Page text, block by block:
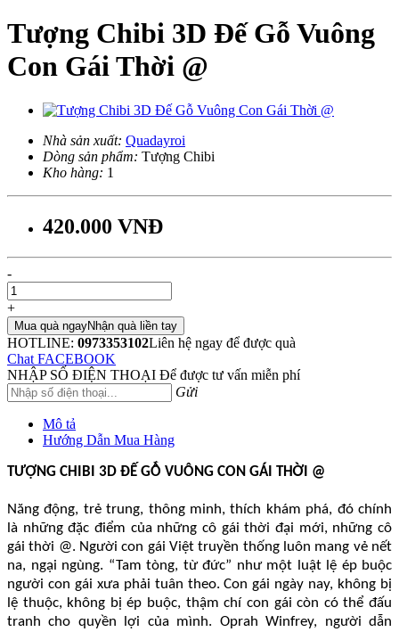
Tượng Chibi 3D Đế Gỗ Vuông
Con Gái Thời @
Nhà sản xuất: Quadayroi
Dòng sản phẩm: Tượng Chibi
Kho hàng: 1
420.000 VNĐ
-
+
Mua quà ngayNhận quà liền tay
HOTLINE: 0973353102Liên hệ ngay để được quà
Chat FACEBOOK
NHẬP SỐ ĐIỆN THOẠI Để được tư vấn miễn phí
Gửi
Mô tả
Hướng Dẫn Mua Hàng
TƯỢNG CHIBI 3D ĐẾ GỖ VUÔNG CON GÁI THỜI @
Năng động, trẻ trung, thông minh, thích khám phá, đó chính
là những đặc điểm của những cô gái thời đại mới, những cô
gái thời @. Người con gái Việt truyền thống luôn mang vẻ nết
na, ngại ngùng. “Tam tòng, từ đức” như một luật lệ ép buộc
người con gái xưa phải tuân theo. Con gái ngày nay, không bị
lệ thuộc, không bị ép buộc, thậm chí con gái còn có thể đấu
tranh cho quyền lợi của mình. Oprah Winfrey, người dẫn